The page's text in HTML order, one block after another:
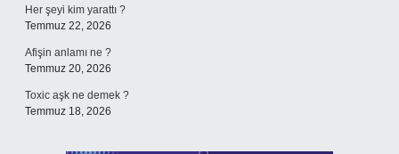
Her şeyi kim yarattı ?
Temmuz 22, 2026
Afişin anlamı ne ?
Temmuz 20, 2026
Toxic aşk ne demek ?
Temmuz 18, 2026